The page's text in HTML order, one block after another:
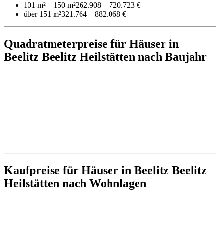
101 m² – 150 m²262.908 – 720.723 €
über 151 m²321.764 – 882.068 €
Quadratmeterpreise für Häuser in
Beelitz Beelitz Heilstätten nach Baujahr
Kaufpreise für Häuser in Beelitz Beelitz
Heilstätten nach Wohnlagen